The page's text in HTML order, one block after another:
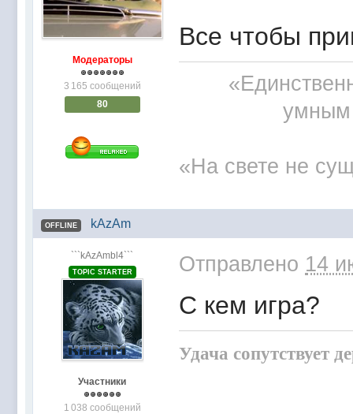
Модераторы
3 165 сообщений
80
Все чтобы
умным
«На свете не
OFFLINE kAzAm
```kAzAmbl4```
TOPIC STARTER
Участники
1 038 сообщений
Отправлено 14
С кем игра?
Удача сопутствует